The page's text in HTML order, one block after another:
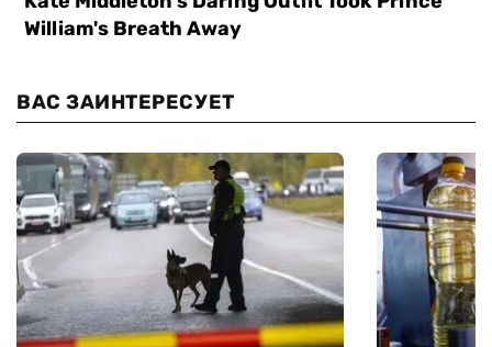
ВАС ЗАИНТЕРЕСУЕТ